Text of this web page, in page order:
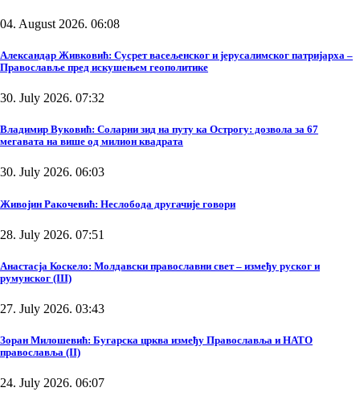
04. August 2026. 06:08
Александар Живковић: Сусрет васељенског и јерусалимског патријарха –
Православље пред искушењем геополитике
30. July 2026. 07:32
Владимир Вуковић: Соларни зид на путу ка Острогу: дозвола за 67
мегавата на више од милион квадрата
30. July 2026. 06:03
Живојин Ракочевић: Неслобода другачије говори
28. July 2026. 07:51
Анастасја Коскело: Молдавски православни свет – између руског и
румунског (III)
27. July 2026. 03:43
Зоран Милошевић: Бугарска црква између Православља и НАТО
православља (II)
24. July 2026. 06:07